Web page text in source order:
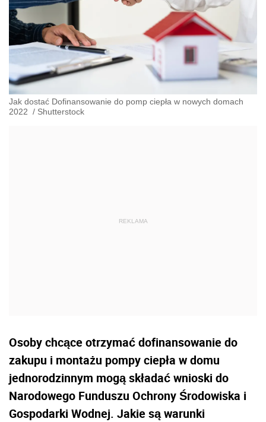
Jak dostać Dofinansowanie do pomp ciepła w nowych domach
2022 / Shutterstock
Osoby chcące otrzymać dofinansowanie do
zakupu i montażu pompy ciepła w domu
jednorodzinnym mogą składać wnioski do
Narodowego Funduszu Ochrony Środowiska i
Gospodarki Wodnej. Jakie są warunki